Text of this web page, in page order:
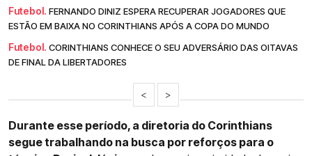
Futebol. FERNANDO DINIZ ESPERA RECUPERAR JOGADORES QUE
ESTÃO EM BAIXA NO CORINTHIANS APÓS A COPA DO MUNDO
Futebol. CORINTHIANS CONHECE O SEU ADVERSÁRIO DAS OITAVAS
DE FINAL DA LIBERTADORES
< >
Durante esse período, a diretoria do Corinthians
segue trabalhando na busca por reforços para o